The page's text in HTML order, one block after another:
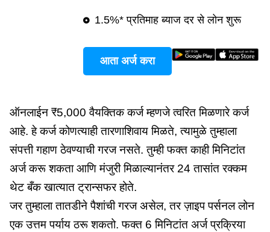
1.5%* प्रतिमाह ब्याज दर से लोन शुरू
आता अर्ज करा
ऑनलाईन ₹5,000 वैयक्तिक कर्ज म्हणजे त्वरित मिळणारे कर्ज
आहे. हे कर्ज कोणत्याही तारणाशिवाय मिळते, त्यामुळे तुम्हाला
संपत्ती गहाण ठेवण्याची गरज नसते. तुम्ही फक्त काही मिनिटांत
अर्ज करू शकता आणि मंजुरी मिळाल्यानंतर 24 तासांत रक्कम
थेट बँक खात्यात ट्रान्सफर होते.
जर तुम्हाला तातडीने पैशांची गरज असेल, तर ज़ाइप पर्सनल लोन
एक उत्तम पर्याय ठरू शकतो. फक्त 6 मिनिटांत अर्ज प्रक्रिया